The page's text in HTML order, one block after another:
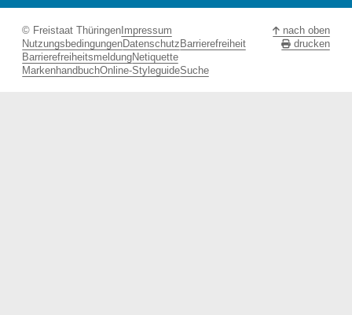
© Freistaat Thüringen Impressum
NutzungsbedingungenDatenschutz Barrierefreiheit
BarrierefreiheitsmeldungNetiquette
MarkenhandbuchOnline-StyleguideSuche
nach oben
drucken